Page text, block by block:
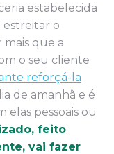
estabelecida
estreitar o
que a
o seu cliente
reforçá-la
de amanhã e é
elas pessoais ou
feito
vai fazer